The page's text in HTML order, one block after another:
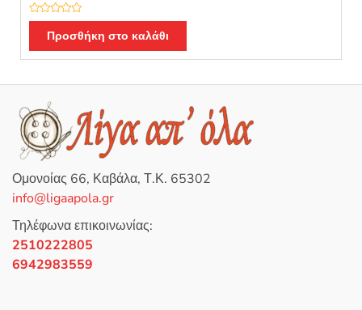
Β
μ
ο
θ
η
κ
ε
μ
α
π
ό
5
Προσθήκη στο καλάθι
Ομονοίας 66, Καβάλα, Τ.Κ. 65302
info@ligaapola.gr
Τηλέφωνα επικοινωνίας:
2510222805
6942983559